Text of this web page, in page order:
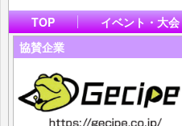
TOP イベント・大会
協賛企業